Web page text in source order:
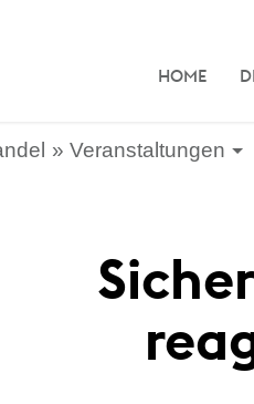
HOME
Veranstaltungen